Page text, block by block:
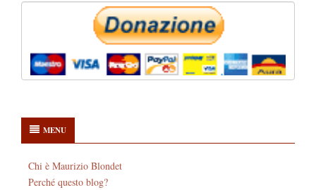
MENU
Chi è Maurizio Blondet
Perché questo blog?